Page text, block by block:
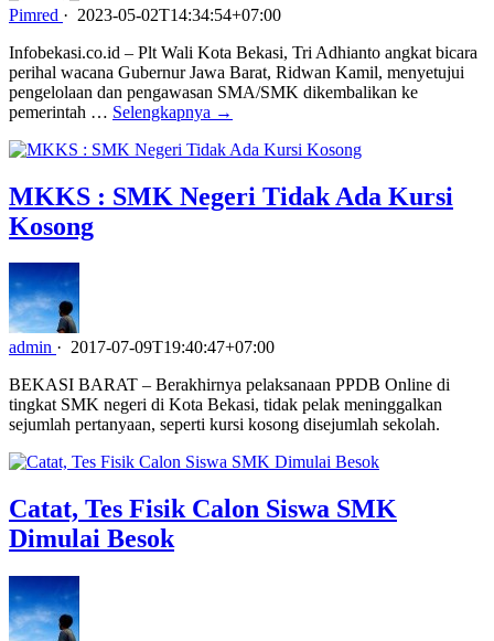
Pimred · 2023-05-02T14:34:54+07:00
Infobekasi.co.id – Plt Wali Kota Bekasi, Tri Adhianto angkat bicara
perihal wacana Gubernur Jawa Barat, Ridwan Kamil, menyetujui
pengelolaan dan pengawasan SMA/SMK dikembalikan ke
pemerintah … Selengkapnya →
MKKS : SMK Negeri Tidak Ada Kursi
Kosong
admin · 2017-07-09T19:40:47+07:00
BEKASI BARAT – Berakhirnya pelaksanaan PPDB Online di
tingkat SMK negeri di Kota Bekasi, tidak pelak meninggalkan
sejumlah pertanyaan, seperti kursi kosong disejumlah sekolah.
Catat, Tes Fisik Calon Siswa SMK
Dimulai Besok